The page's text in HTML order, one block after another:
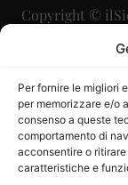
Per fornire le migliori
per memorizzare e/o
consenso a queste
comportamento di
acconsentire o
caratteristiche e
Copyright ©